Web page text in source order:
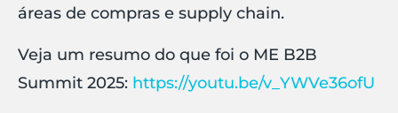
áreas de compras e supply chain.
Veja um resumo do que foi o ME B2B
Summit 2025: https://youtu.be/v_YWVe36ofU